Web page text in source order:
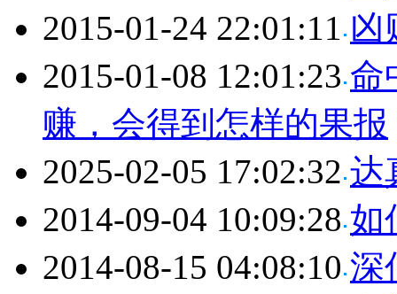
2015-01-24 22:01:11 凶
2015-01-08 12:01:23 命
赚，会得到怎样的果报
2025-02-05 17:02:32 达
2014-09-04 10:09:28 如
2014-08-15 04:08:10 深